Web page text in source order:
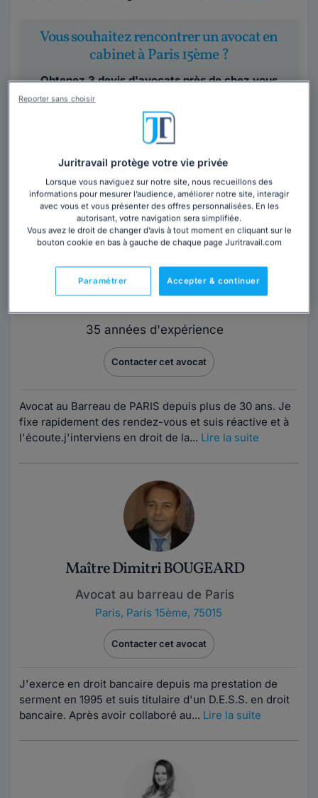
Vous souhaitez rencontrer un avocat en
cabinet à Paris 15ème ?
Obtenez 3 devis d'avocats près de chez vous
Maître Nathalie CATHERINE-SEGUIN
35 années d'expérience
Contacter cet avocat
Avocat au Barreau de PARIS depuis plus de 30 ans. Je
fixe rapidement des rendez-vous et suis réactive et à
l'écoute.j'interviens en droit de la... Lire la suite
Maître Dimitri BOUGEARD
Avocat au barreau de Paris
Paris, Paris 15ème, 75015
Contacter cet avocat
J'exerce en droit bancaire depuis ma prestation de
serment en 1995 et suis titulaire d'un D.E.S.S. en droit
bancaire. Après avoir collaboré au... Lire la suite
Juritravail protège votre vie privée
Lorsque vous naviguez sur notre site, nous recueillons des
informations pour mesurer l’audience, améliorer notre site, interagir
avec vous et vous présenter des offres personnalisées. En les
autorisant, votre navigation sera simplifiée.
Vous avez le droit de changer d’avis à tout moment en cliquant sur le
bouton cookie en bas à gauche de chaque page Juritravail.com
Accepter & continuer
Paramétrer
Reporter sans choisir